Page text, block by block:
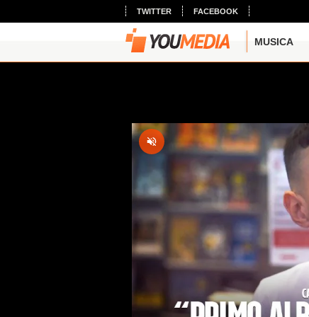
TWITTER FACEBOOK
MUSICA